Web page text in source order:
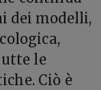
dei modelli,
le
Ciò è